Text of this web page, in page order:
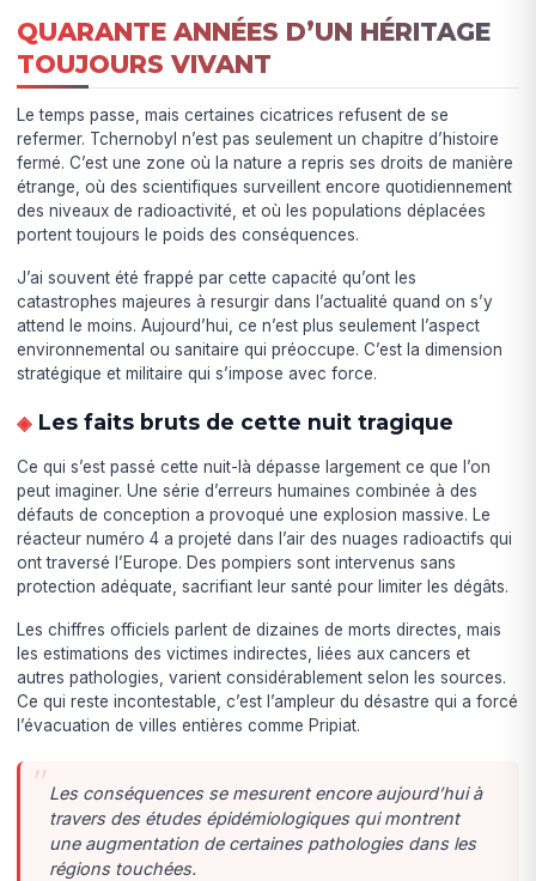
QUARANTE ANNÉES D’UN HÉRITAGE
TOUJOURS VIVANT
Le temps passe, mais certaines cicatrices refusent de se
refermer. Tchernobyl n’est pas seulement un chapitre d’histoire
fermé. C’est une zone où la nature a repris ses droits de manière
étrange, où des scientifiques surveillent encore quotidiennement
des niveaux de radioactivité, et où les populations déplacées
portent toujours le poids des conséquences.
J’ai souvent été frappé par cette capacité qu’ont les
catastrophes majeures à resurgir dans l’actualité quand on s’y
attend le moins. Aujourd’hui, ce n’est plus seulement l’aspect
environnemental ou sanitaire qui préoccupe. C’est la dimension
stratégique et militaire qui s’impose avec force.
Les faits bruts de cette nuit tragique
Ce qui s’est passé cette nuit-là dépasse largement ce que l’on
peut imaginer. Une série d’erreurs humaines combinée à des
défauts de conception a provoqué une explosion massive. Le
réacteur numéro 4 a projeté dans l’air des nuages radioactifs qui
ont traversé l’Europe. Des pompiers sont intervenus sans
protection adéquate, sacrifiant leur santé pour limiter les dégâts.
Les chiffres officiels parlent de dizaines de morts directes, mais
les estimations des victimes indirectes, liées aux cancers et
autres pathologies, varient considérablement selon les sources.
Ce qui reste incontestable, c’est l’ampleur du désastre qui a forcé
l’évacuation de villes entières comme Pripiat.
Les conséquences se mesurent encore aujourd’hui à
travers des études épidémiologiques qui montrent
une augmentation de certaines pathologies dans les
régions touchées.